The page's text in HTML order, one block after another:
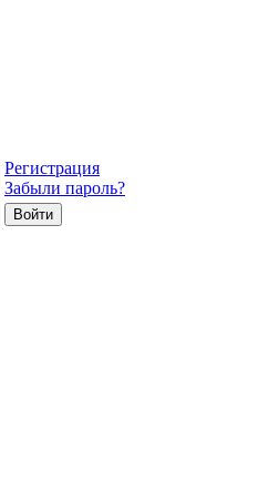
Регистрация
Забыли пароль?